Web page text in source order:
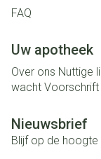
FAQ
Uw apotheek
Over ons Nuttige
wacht Voorschrift
Nieuwsbrief
Blijf op de